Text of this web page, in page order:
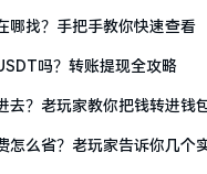
哪找？手把手教你快速查看
吗？转账提现全攻略
去？老玩家教你把钱转进钱
怎么省？老玩家告诉你几个